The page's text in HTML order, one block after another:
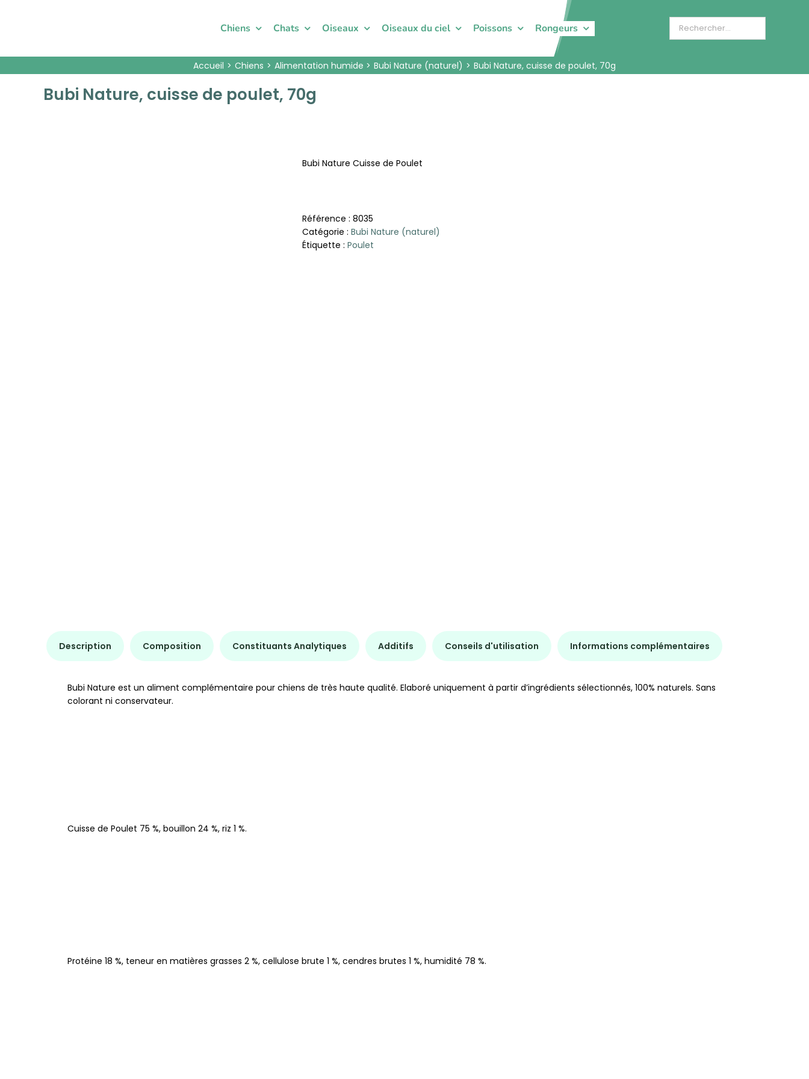
Chiens Chats Oiseaux Oiseaux du ciel Poissons Rongeurs
Accueil Chiens Alimentation humide Bubi Nature (naturel) Bubi Nature, cuisse de poulet, 70g
Bubi Nature, cuisse de poulet, 70g
Bubi Nature Cuisse de Poulet
Référence : 8035
Catégorie : Bubi Nature (naturel)
Étiquette : Poulet
Description Composition Constituants Analytiques Additifs Conseils d'utilisation Informations complémentaires
Bubi Nature est un aliment complémentaire pour chiens de très haute qualité. Elaboré uniquement à partir d’ingrédients sélectionnés, 100% naturels. Sans
colorant ni conservateur.
Cuisse de Poulet 75 %, bouillon 24 %, riz 1 %.
Protéine 18 %, teneur en matières grasses 2 %, cellulose brute 1 %, cendres brutes 1 %, humidité 78 %.